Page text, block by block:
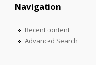
Navigation
Recent content
Advanced Search